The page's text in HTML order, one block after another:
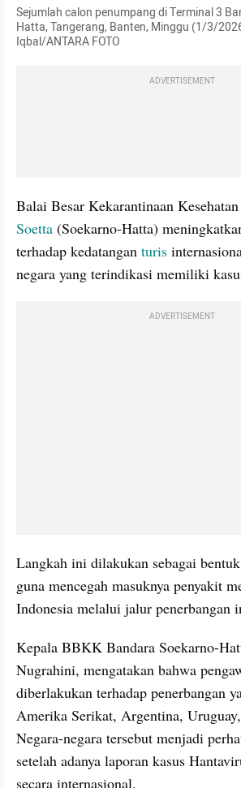
Sejumlah calon penumpang di Terminal 3
Hatta, Tangerang, Banten, Minggu (1/3/
Iqbal/ANTARA FOTO
ADVERTISEMENT
Balai Besar Kekarantinaan
Soetta (Soekarno-Hatta)
terhadap kedatangan turis
negara yang terindikasi memiliki
ADVERTISEMENT
Langkah ini dilakukan sebagai
guna mencegah masuknya penyakit
Indonesia melalui jalur penerbangan
Kepala BBKK Bandara Soekarno-
Nugrahini, mengatakan bahwa
diberlakukan terhadap penerbangan
Amerika Serikat, Argentina,
Negara-negara tersebut menjadi
setelah adanya laporan kasus
secara internasional.